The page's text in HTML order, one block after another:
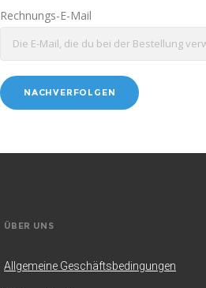
Rechnungs-E-Mail
NACHVERFOLGEN
ÜBER UNS
Allgemeine Geschäftsbedingungen